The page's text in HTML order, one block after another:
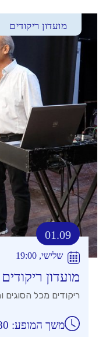
מועדון ריקודים
01.09
שלישי, 19:00
מועדון ריקודים
ריקודים מכל הסוגים
משך המופע: 80 ד׳